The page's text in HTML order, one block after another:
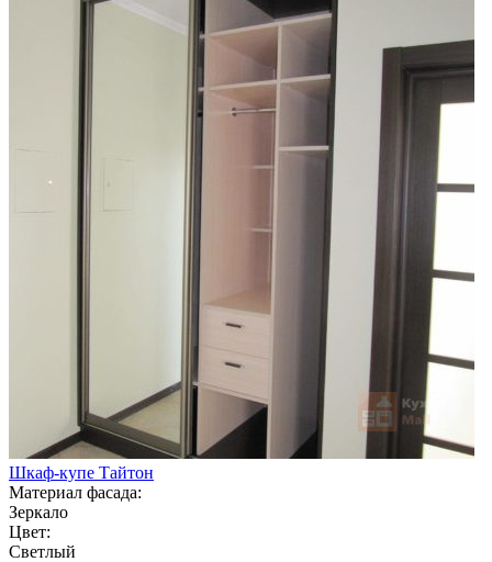
Шкаф-купе Тайтон
Материал фасада:
Зеркало
Цвет:
Светлый